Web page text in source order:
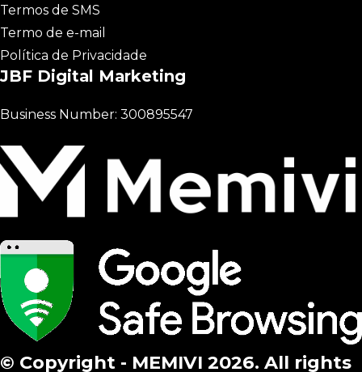
Termos de SMS
Termo de e-mail
Política de Privacidade
JBF Digital Marketing
Business Number: 300895547
© Copyright - MEMIVI 2026. All rights